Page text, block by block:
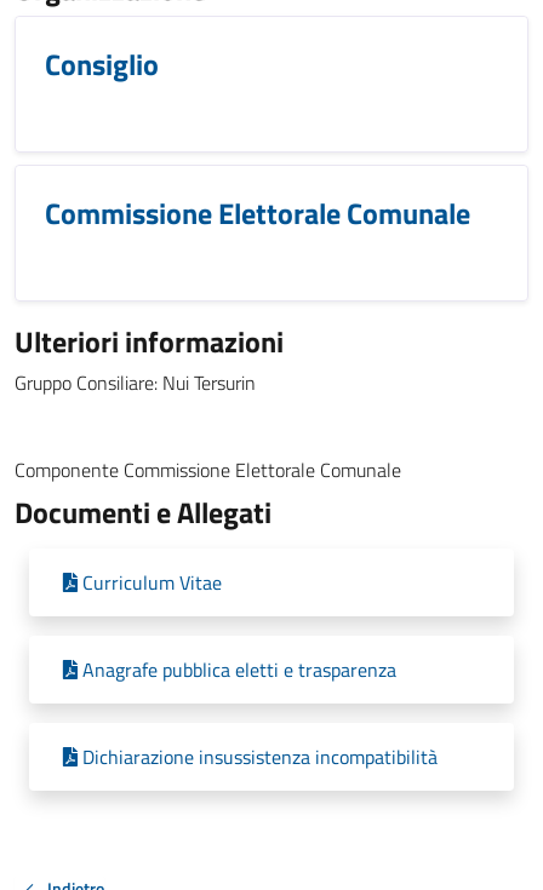
Consiglio
Commissione Elettorale Comunale
Ulteriori informazioni
Gruppo Consiliare: Nui Tersurin
Componente Commissione Elettorale Comunale
Documenti e Allegati
Curriculum Vitae
Anagrafe pubblica eletti e trasparenza
Dichiarazione insussistenza incompatibilità